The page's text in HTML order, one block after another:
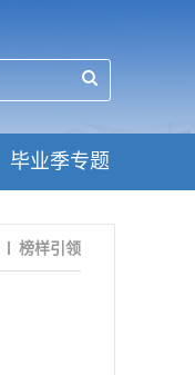
毕业季专题
榜样引领